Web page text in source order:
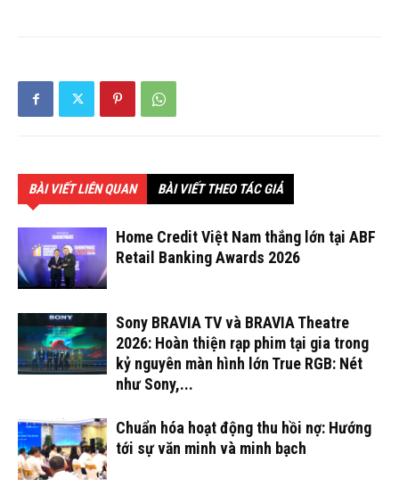
BÀI VIẾT LIÊN QUAN BÀI VIẾT THEO TÁC GIẢ
Home Credit Việt Nam thắng lớn tại ABF
Retail Banking Awards 2026
Sony BRAVIA TV và BRAVIA Theatre
2026: Hoàn thiện rạp phim tại gia trong
kỷ nguyên màn hình lớn True RGB: Nét
như Sony,...
Chuẩn hóa hoạt động thu hồi nợ: Hướng
tới sự văn minh và minh bạch